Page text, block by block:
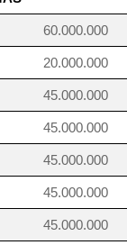
60.000.000
20.000.000
45.000.000
45.000.000
45.000.000
45.000.000
45.000.000